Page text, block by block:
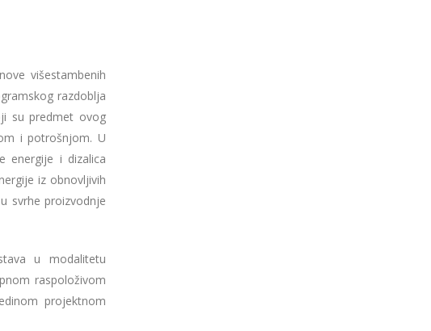
višestambenih
razdoblja
su predmet ovog
i potrošnjom. U
energije i dizalica
iz obnovljivih
svrhe proizvodnje
u modalitetu
raspoloživom
projektnom